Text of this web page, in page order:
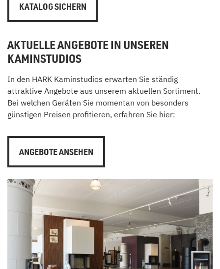
KATALOG SICHERN
AKTUELLE ANGEBOTE IN UNSEREN
KAMINSTUDIOS
In den HARK Kaminstudios erwarten Sie ständig
attraktive Angebote aus unserem aktuellen Sortiment.
Bei welchen Geräten Sie momentan von besonders
günstigen Preisen profitieren, erfahren Sie hier:
ANGEBOTE ANSEHEN